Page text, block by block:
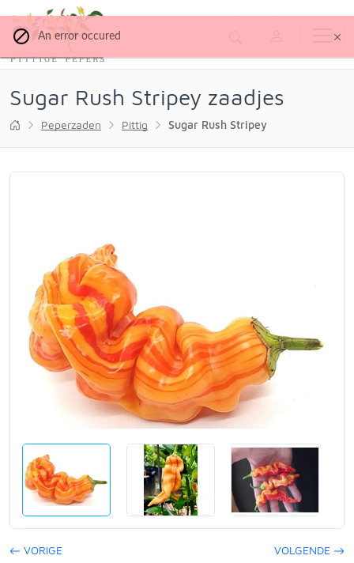
Sugar Rush Stripey zaadjes
Peperzaden Pittig Sugar Rush Stripey
VORIGE VOLGENDE
An error occured